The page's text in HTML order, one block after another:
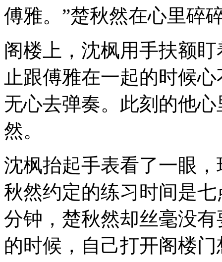
傅雅。”楚秋然在心里碎
阁楼上，沈枫用手扶额
止跟傅雅在一起的时候
无心去弹奏。此刻的他
然。
沈枫抬起手表看了一眼
秋然约定的练习时间是
分钟，楚秋然却丝毫没
的时候，自己打开阁楼